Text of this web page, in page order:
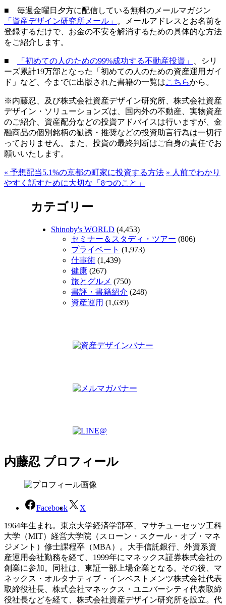
■ 毎週金曜日夕方に配信している無料のメールマガジン
「資産デザイン研究所メール」 。メールアドレスとお名前を
登録するだけで、お金の不安を解消するための具体的な方法
をご紹介します。
■ 「初めての人のための99%成功する不動産投資」
、シリ
ーズ累計19万部となった「初めての人のための資産運用ガイ
ド」など、今までに出版された書籍の一覧はこちらから。
※内藤忍、及び株式会社資産デザイン研究所、株式会社資産
デザイン・ソリューションズは、国内外の不動産、実物資産
のご紹介、資産配分などの投資アドバイスは行いますが、金
融商品の個別銘柄の勧誘・推奨などの投資助言行為は一切行
っておりません。また、投資の最終判断はご自身の責任でお
願いいたします。
« 予想配当5.1%の京都の町家に投資する方法 » 人前でわかり
やすく話すために大切な「8つのこと」
カテゴリー
Shinoby's WORLD (4,453)
セミナー＆スタディ・ツアー (806)
プライベート (1,973)
仕事術 (1,439)
健康 (267)
旅とグルメ (750)
書評・書籍紹介 (248)
資産運用 (1,639)
内藤忍 プロフィール
Facebook X
1964年生まれ。東京大学経済学部卒、マサチューセッツ工科
大学（MIT）経営大学院（スローン・スクール・オブ・マネ
ジメント）修士課程卒（MBA）。大手信託銀行、外資系資
産運用会社勤務を経て、1999年にマネックス証券株式会社の
創業に参加。同社は、東証一部上場企業となる。その後、マ
ネックス・オルタナティブ・インベストメンツ株式会社代表
取締役社長、株式会社マネックス・ユニバーシティ代表取締
役社長などを経て、株式会社資産デザイン研究所を設立。代